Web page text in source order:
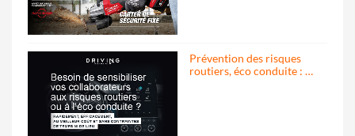
Prévention des risques
routiers, éco conduite : …